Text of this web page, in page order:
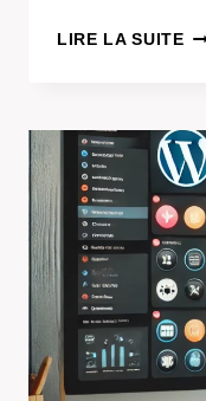
LIRE LA SUITELA